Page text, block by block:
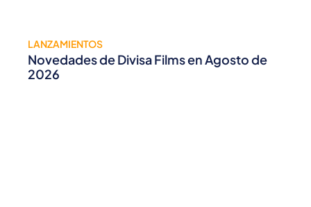
LANZAMIENTOS
Novedades de Divisa Films en Agosto de
2026